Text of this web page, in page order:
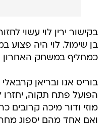
בקישור ירין לוי עשוי
בן שימול. לוי היה פצוע
כמחליף במשחק האחרון
בוריס אנו ובריאן
הפועל פתח תקוה, יחזרו
מוזי ודור מיכה קרובים
ואם אחד מהם יספוג